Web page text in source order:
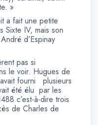
»
a fait une petite
Sixte IV, mais son
d’Espinay
pas si
le voir. Hugues de
avait fourni plusieurs
été élu par les
c’est-à-dire trois
de Charles de